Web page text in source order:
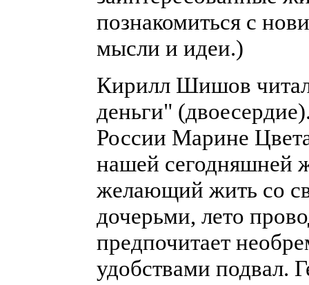
познакомиться с
мысли и идеи.)
Кирилл Шишов
деньги"
России Марине
нашей сегодняшней
желающий жить со
дочерьми, лето
предпочитает
удобствами подвал.